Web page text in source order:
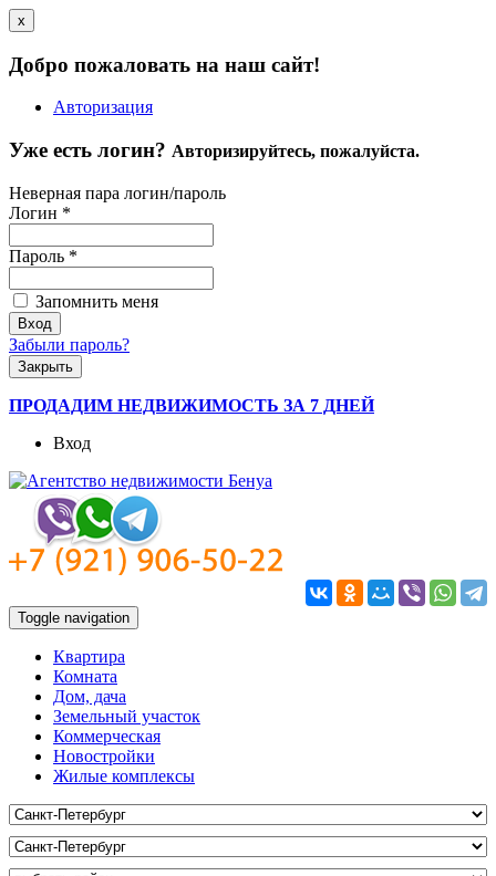
x
Добро пожаловать на наш сайт!
Авторизация
Уже есть логин? Авторизируйтесь, пожалуйста.
Неверная пара логин/пароль
Логин *
Пароль *
Запомнить меня
Забыли пароль?
Закрыть
ПРОДАДИМ НЕДВИЖИМОСТЬ ЗА 7 ДНЕЙ
Вход
Toggle navigation
Квартира
Комната
Дом, дача
Земельный участок
Коммерческая
Новостройки
Жилые комплексы